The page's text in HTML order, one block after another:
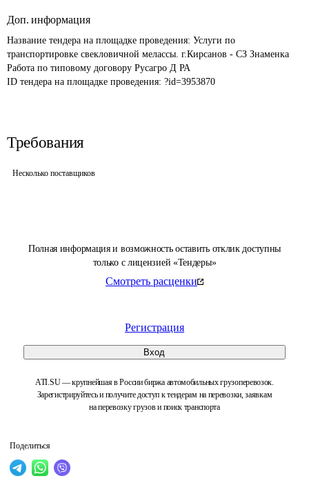
Полная информация и возможность оставить отклик доступны
только с лицензией «Тендеры»
Смотреть расценки
Регистрация
Вход
ATI.SU — крупнейшая в России биржа автомобильных грузоперевозок.
Зарегистрируйтесь и получите доступ к тендерам на перевозки, заявкам
на перевозку грузов и поиск транспорта
Поделиться
Доп. информация
Название тендера на площадке проведения: Услуги по
транспортировке свекловичной мелассы. г.Кирсанов - СЗ Знаменка
Работа по типовому договору Русагро Д РА
ID тендера на площадке проведения: ?id=3953870
Требования
Несколько поставщиков